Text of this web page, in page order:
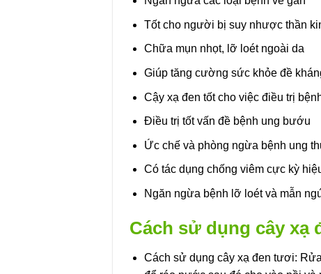
Tốt cho người bị suy nhược thần
Chữa mụn nhọt, lỡ loét ngoài da
Giúp tăng cường sức khỏe đề
Cậy xạ đen tốt cho việc điều trị
Điều trị tốt vấn đề bệnh ung bướu
Ức chế và phòng ngừa bệnh ung
Có tác dụng chống viêm cực kỳ
Ngăn ngừa bệnh lỡ loét và mẫn
Cách sử dụng cây xạ
Cách sử dụng cây xạ đen tươi: